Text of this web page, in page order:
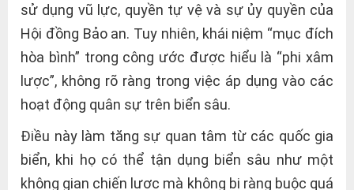
sử dụng vũ lực, quyền tự vệ và sự ủy quyền của
Hội đồng Bảo an. Tuy nhiên, khái niệm “mục đích
hòa bình” trong công ước được hiểu là “phi xâm
lược”, không rõ ràng trong việc áp dụng vào các
hoạt động quân sự trên biển sâu.
Điều này làm tăng sự quan tâm từ các quốc gia
biển, khi họ có thể tận dụng biển sâu như một
không gian chiến lược mà không bị ràng buộc quá